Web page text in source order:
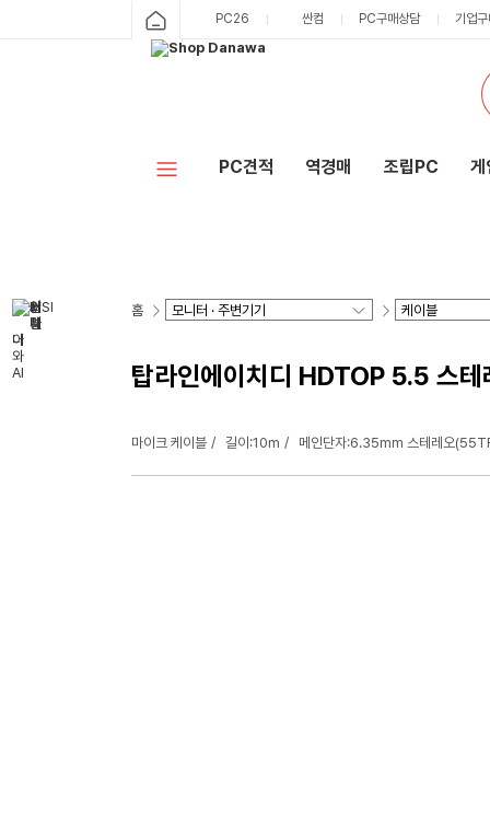
PC26 싼컴 PC구매상담 기업
PC견적 역경매 조립PC 게
홈
탑라인에이치디 HDTOP 5.5 스
마이크 케이블 길이:10m 메인단자:6.35mm 스테레오